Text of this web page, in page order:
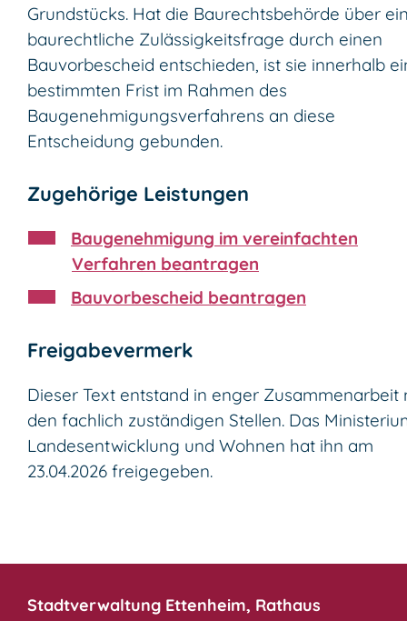
Grundstücks. Hat die Baurechtsbehörde über
baurechtliche Zulässigkeitsfrage durch einen
Bauvorbescheid entschieden, ist sie innerhalb
bestimmten Frist im Rahmen des
Baugenehmigungsverfahrens an diese
Entscheidung gebunden.
Zugehörige Leistungen
Baugenehmigung im vereinfachten
Verfahren beantragen
Bauvorbescheid beantragen
Freigabevermerk
Dieser Text entstand in enger Zusammenarbeit
den fachlich zuständigen Stellen. Das
Landesentwicklung und Wohnen hat ihn am
23.04.2026 freigegeben.
Stadtverwaltung Ettenheim, Rathaus